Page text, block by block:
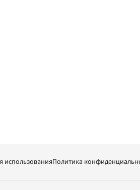
использованияПолитика